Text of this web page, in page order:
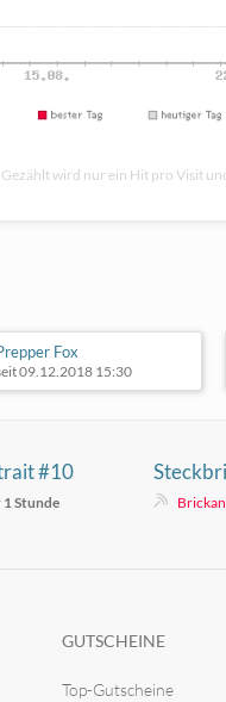
wird nur ein Hit pro Visit
Fox
09.12.2018 15:30
#10
1 Stunde
GUTSCHEINE
Top-Gutscheine